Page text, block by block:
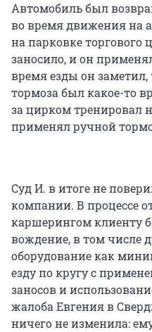
Автомобиль был
во время движения на
на парковке торгового
заносило, и он
время езды он
тормоза был какое-то
за цирком тренировал
применял ручной
Суд И. в итоге не
компании. В процессе
каршерингом клиенту
вождение, в том числе
оборудование как
езду по кругу с
заносов и
жалоба Евгения в
ничего не изменила: